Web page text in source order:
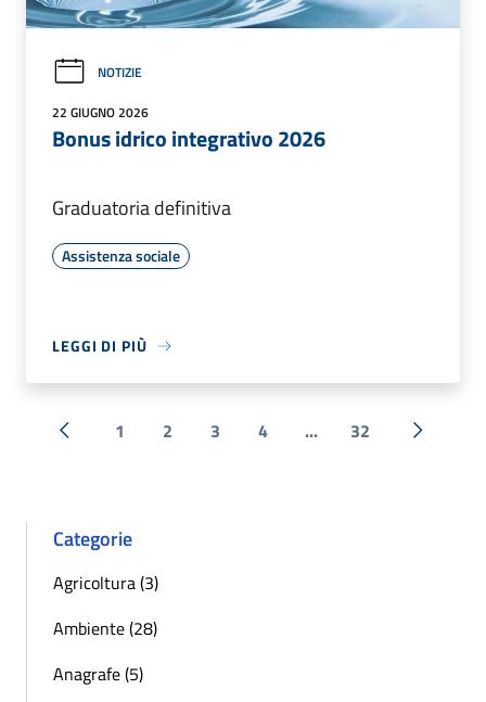
NOTIZIE
22 GIUGNO 2026
Bonus idrico integrativo 2026
Graduatoria definitiva
Assistenza sociale
LEGGI DI PIÙ
« Precedente
1 2 3 4 ... 32
Categorie
Agricoltura (3)
Ambiente (28)
Anagrafe (5)